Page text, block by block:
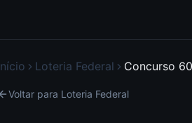
Loteria Federal Concurso
Voltar para Loteria Federal